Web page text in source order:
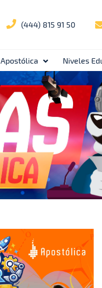
(444) 815 91 50
Apostólica Niveles